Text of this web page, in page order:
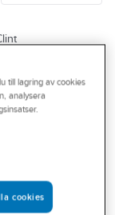
G 726P-
Multi
726P-36012P
POWER L/V
till lagring av cookies
analysera
cookies